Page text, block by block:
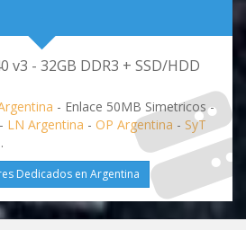
v3 - 32GB DDR3 + SSD/HDD
- Enlace 50MB Simetricos -
- LN Argentina - OP Argentina - SyT
Dedicados en Argentina